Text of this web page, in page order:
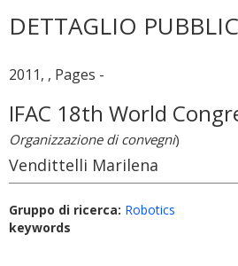
DETTAGLIO
2011, , Pages -
IFAC 18th World
Organizzazione di convegni)
Vendittelli Marilena
Gruppo di ricerca: Robotics
keywords